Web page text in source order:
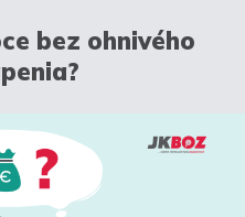
bez ohnivého